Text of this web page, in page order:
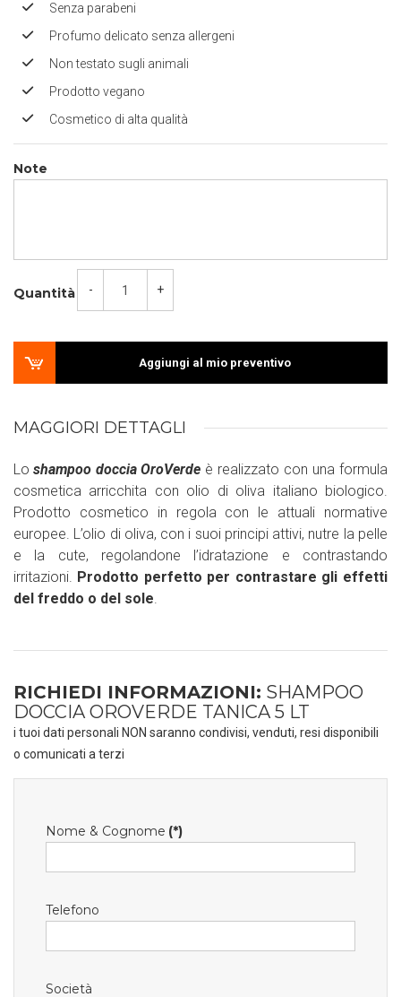
Senza parabeni
Profumo delicato senza allergeni
Non testato sugli animali
Prodotto vegano
Cosmetico di alta qualità
Note
Quantità - +
Aggiungi al mio preventivo
MAGGIORI DETTAGLI
Lo shampoo doccia OroVerde è realizzato con una formula
cosmetica arricchita con olio di oliva italiano biologico.
Prodotto cosmetico in regola con le attuali normative
europee. L’olio di oliva, con i suoi principi attivi, nutre la pelle
e la cute, regolandone l’idratazione e contrastando
irritazioni. Prodotto perfetto per contrastare gli effetti
del freddo o del sole.
RICHIEDI INFORMAZIONI: SHAMPOO
DOCCIA OROVERDE TANICA 5 LT
i tuoi dati personali NON saranno condivisi, venduti, resi disponibili
o comunicati a terzi
Nome & Cognome (*)
Telefono
Società